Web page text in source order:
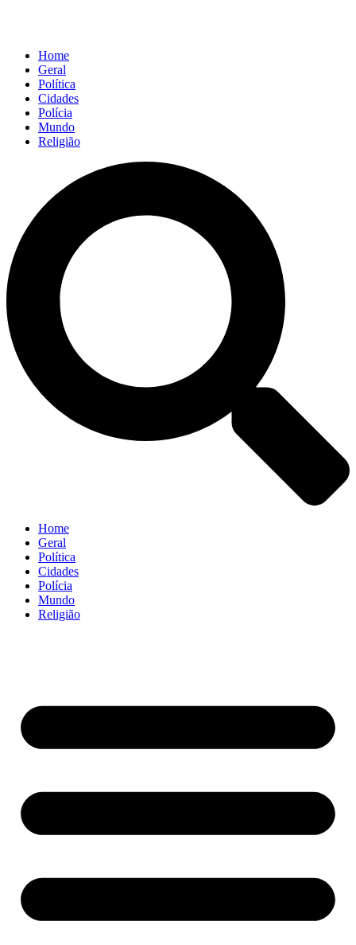
Home
Geral
Política
Cidades
Polícia
Mundo
Religião
Home
Geral
Política
Cidades
Polícia
Mundo
Religião